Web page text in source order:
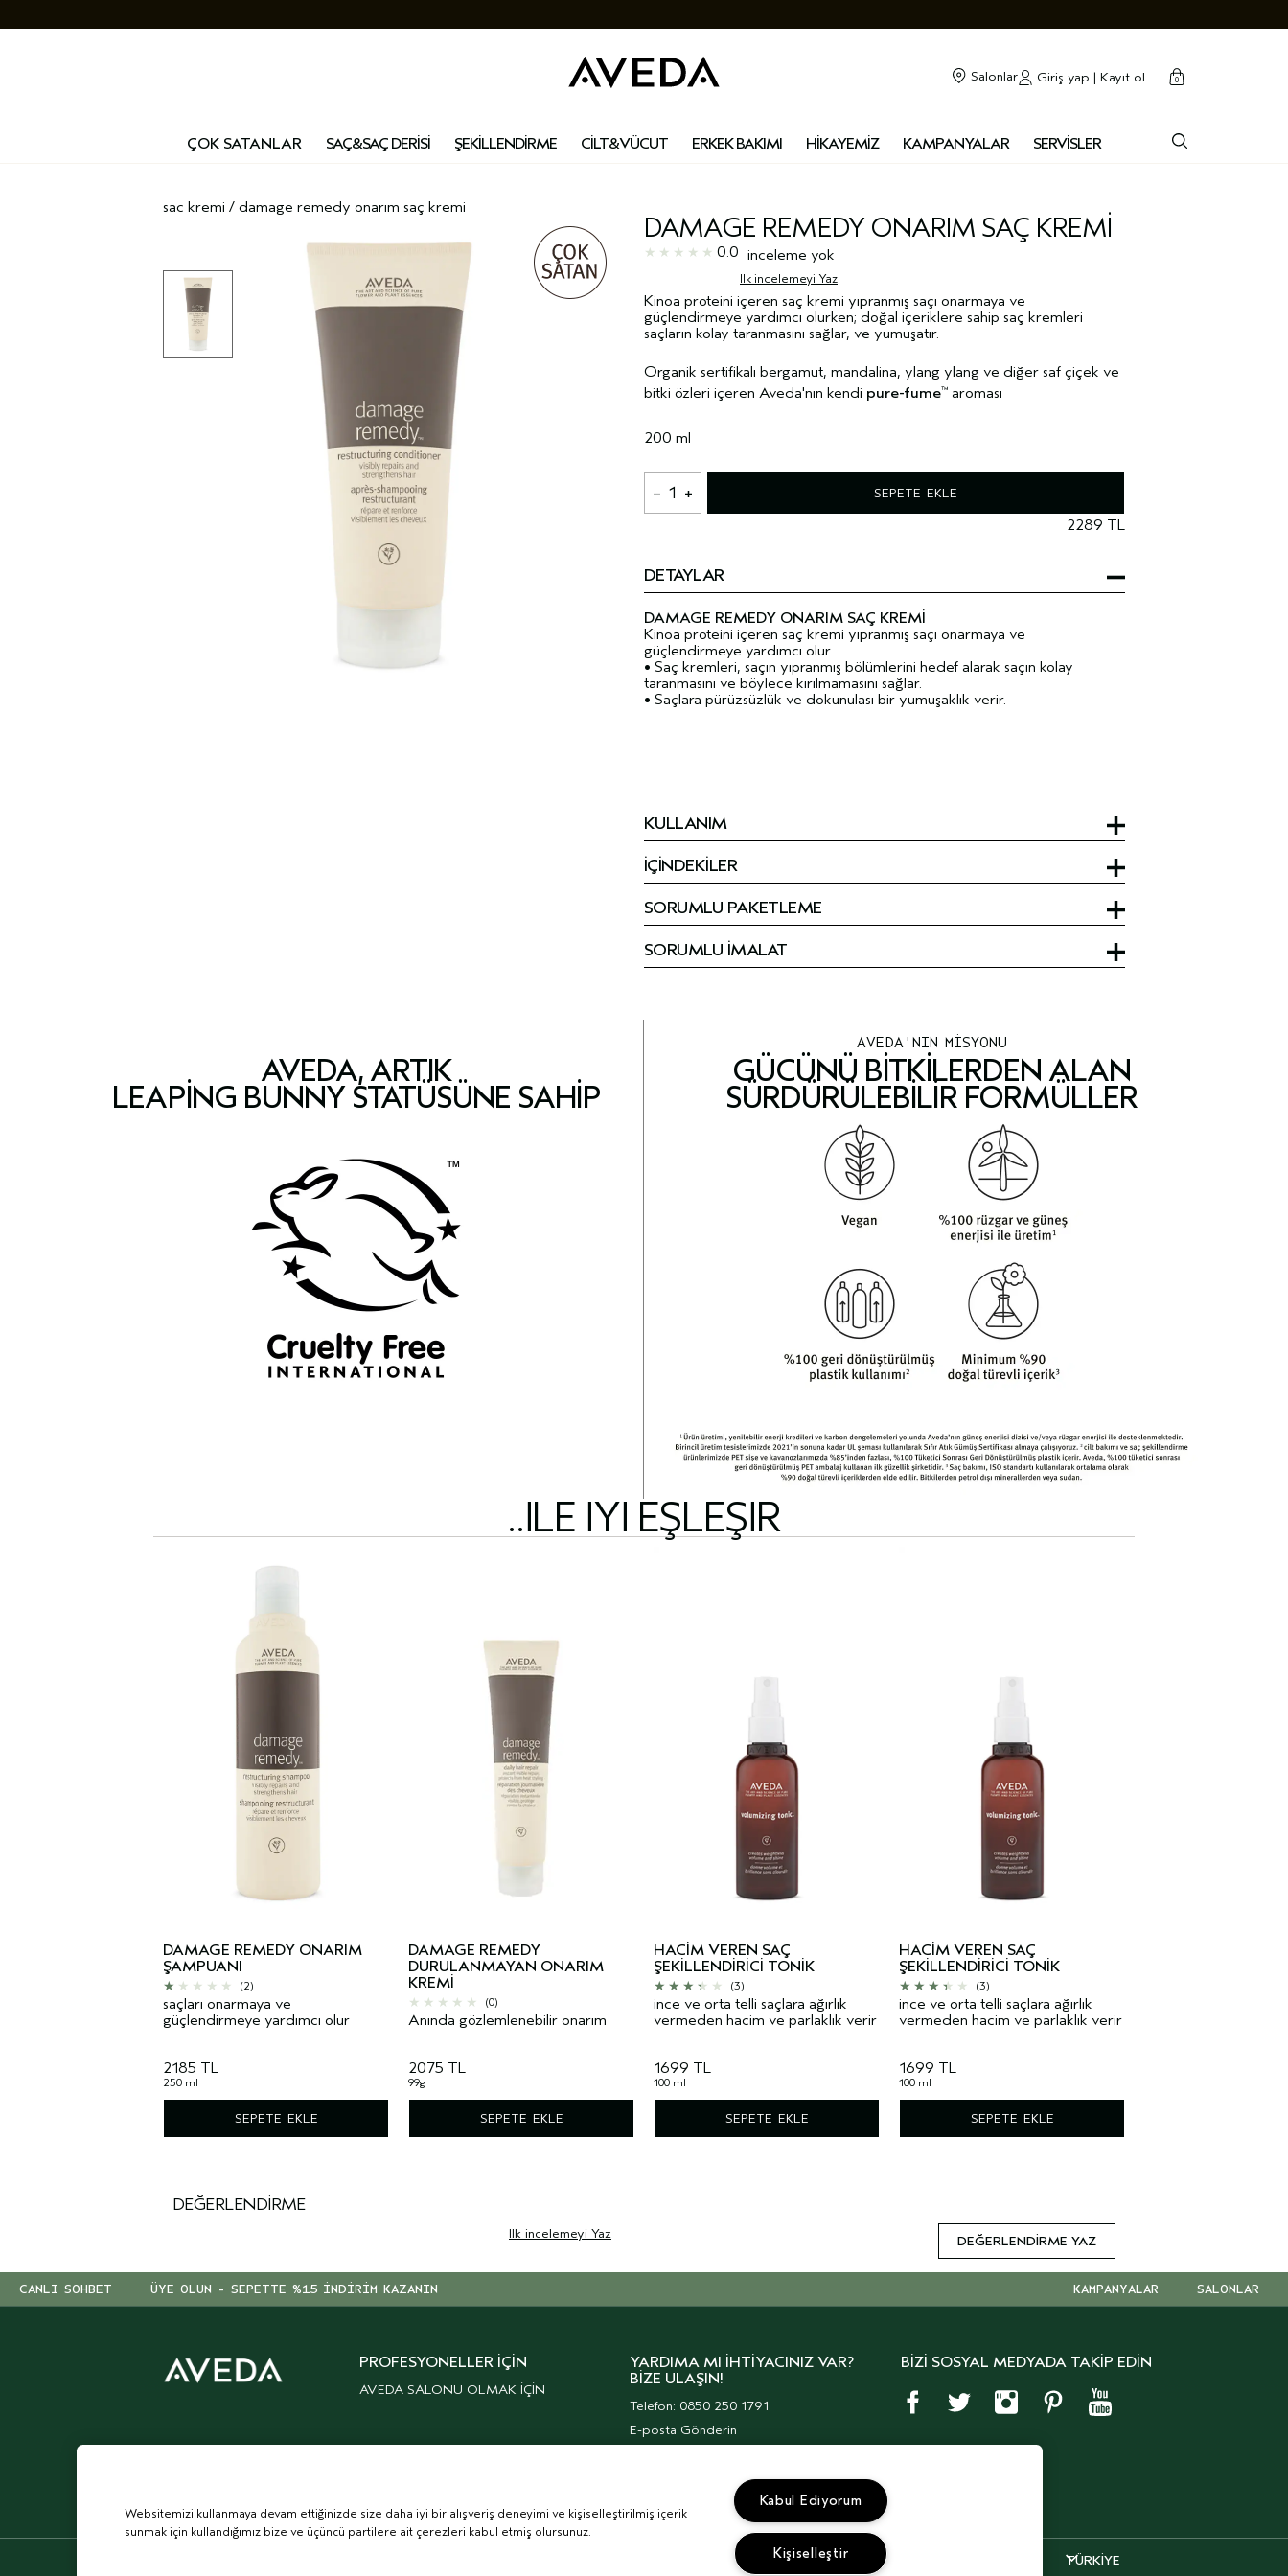
Salonlar Giriş yap | Kayıt ol cart
0
kapalı
ÇOK SATANLAR SAÇ&SAÇ DERİSİ ŞEKİLLENDİRME CİLT&VÜCUT ERKEK BAKIMI HİKAYEMİZ KAMPANYALAR SERVİSLER
sac kremi / damage remedy onarım saç kremi
DAMAGE REMEDY ONARIM SAÇ KREMI
0.0 inceleme yok
Ilk incelemeyi Yaz
Kinoa proteini içeren saç kremi yıpranmış saçı onarmaya ve
güçlendirmeye yardımcı olurken; doğal içeriklere sahip saç kremleri
saçların kolay taranmasını sağlar, ve yumuşatır.
Organik sertifikalı bergamut, mandalina, ylang ylang ve diğer saf çiçek ve
bitki özleri içeren Aveda'nın kendi pure-fume™ aroması
200 ml
1 SEPETE EKLE
2289 TL
DETAYLAR
DAMAGE REMEDY ONARIM SAÇ KREMI
Kinoa proteini içeren saç kremi yıpranmış saçı onarmaya ve
güçlendirmeye yardımcı olur.
• Saç kremleri, saçın yıpranmış bölümlerini hedef alarak saçın kolay
taranmasını ve böylece kırılmamasını sağlar.
• Saçlara pürüzsüzlük ve dokunulası bir yumuşaklık verir.
KULLANIM
İÇİNDEKİLER
SORUMLU PAKETLEME
SORUMLU İMALAT
AVEDA, ARTIK
LEAPING BUNNY STATÜSÜNE SAHIP
AVEDA'NIN MİSYONU
GÜCÜNÜ BITKILERDEN ALAN
SÜRDÜRÜLEBILIR FORMÜLLER
..ILE IYI EŞLEŞIR
DAMAGE REMEDY ONARIM
ŞAMPUANI
(2)
saçları onarmaya ve
güçlendirmeye yardımcı olur
2185 TL
250 ml
SEPETE EKLE
DAMAGE REMEDY
DURULANMAYAN ONARIM
KREMI
(0)
Anında gözlemlenebilir onarım
2075 TL
99g
SEPETE EKLE
HACIM VEREN SAÇ
ŞEKILLENDIRICI TONIK
(3)
ince ve orta telli saçlara ağırlık
vermeden hacim ve parlaklık verir
1699 TL
100 ml
SEPETE EKLE
HACIM VEREN SAÇ
ŞEKILLENDIRICI TONIK
(3)
ince ve orta telli saçlara ağırlık
vermeden hacim ve parlaklık verir
1699 TL
100 ml
SEPETE EKLE
DEĞERLENDIRME
DEĞERLENDIRME YAZ
Ilk incelemeyi Yaz
CANLI SOHBET ÜYE OLUN - SEPETTE %15 İNDİRİM KAZANIN SALONLAR
KAMPANYALAR
PROFESYONELLER İÇIN
AVEDA SALONU OLMAK İÇİN
YARDIMA MI İHTIYACINIZ VAR?
BIZE ULAŞIN!
Telefon: 0850 250 1791
E-posta Gönderin
BİZİ SOSYAL MEDYADA TAKİP EDİN
TÜRKİYE
İLGI ALANINA DAYALI REKLAMLAR
KVKK AYDINLATMA METNİ
Websitemizi kullanmaya devam ettiğinizde size daha iyi bir alışveriş deneyimi ve kişiselleştirilmiş içerik
sunmak için kullandığımız bize ve üçüncü partilere ait çerezleri kabul etmiş olursunuz.
Kabul Ediyorum
Kişiselleştir